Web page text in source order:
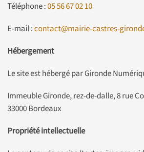
Téléphone :05 56 67 02 10
E-mail :contact@mairie-castres-
Hébergement
Le site est hébergé par Gironde
Immeuble Gironde, rez-de-dalle, 8 rue
33000 Bordeaux
Propriété intellectuelle